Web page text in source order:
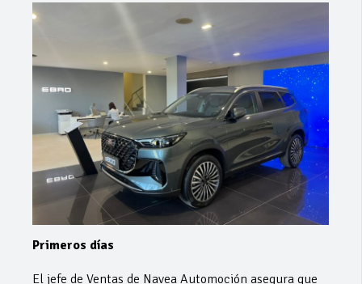
Primeros días
El jefe de Ventas de Navea Automoción asegura que